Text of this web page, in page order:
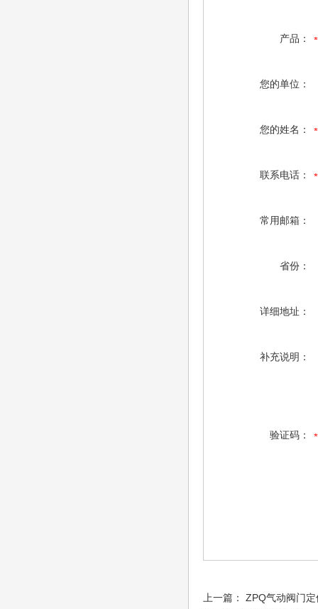
产品：
您的单位：
您的姓名：
联系电话：
常用邮箱：
省份：
详细地址：
补充说明：
验证码：
上一篇： ZPQ气动阀门定